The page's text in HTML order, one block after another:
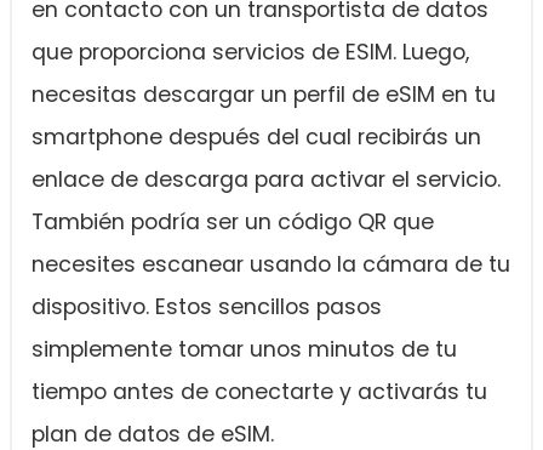
en contacto con un transportista de datos
que proporciona servicios de ESIM. Luego,
necesitas descargar un perfil de eSIM en tu
smartphone después del cual recibirás un
enlace de descarga para activar el servicio.
También podría ser un código QR que
necesites escanear usando la cámara de tu
dispositivo. Estos sencillos pasos
simplemente tomar unos minutos de tu
tiempo antes de conectarte y activarás tu
plan de datos de eSIM.